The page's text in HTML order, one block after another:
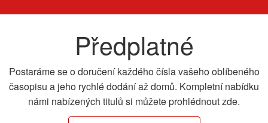
Předplatné
Postaráme se o doručení každého čísla vašeho oblíbeného
časopisu a jeho rychlé dodání až domů. Kompletní nabídku
námi nabízených titulů si můžete prohlédnout zde.